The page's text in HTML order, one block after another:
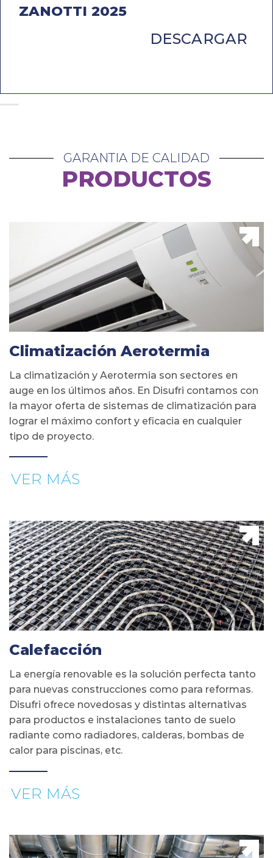
ZANOTTI 2025
DESCARGAR
GARANTIA DE CALIDAD
PRODUCTOS
Climatización Aerotermia
La climatización y Aerotermia son sectores en
auge en los últimos años. En Disufri contamos con
la mayor oferta de sistemas de climatización para
lograr el máximo confort y eficacia en cualquier
tipo de proyecto.
VER MÁS
Calefacción
La energía renovable es la solución perfecta tanto
para nuevas construcciones como para reformas.
Disufri ofrece novedosas y distintas alternativas
para productos e instalaciones tanto de suelo
radiante como radiadores, calderas, bombas de
calor para piscinas, etc.
VER MÁS